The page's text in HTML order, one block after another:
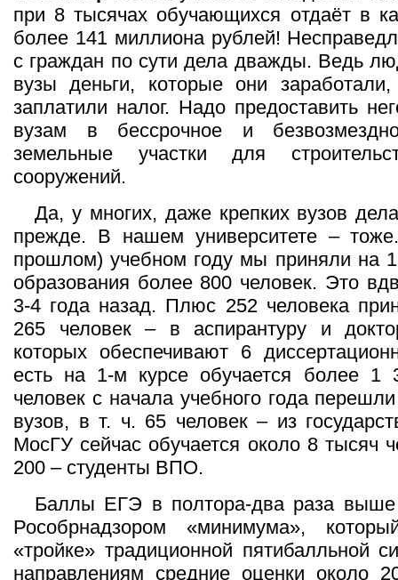
при 8 тысячах обучающихся отдаёт в
более 141 миллиона рублей!
с граждан по сути дела дважды. Ведь
вузы деньги, которые они
заплатили налог. Надо предоставить
вузам в бессрочное и
земельные участки для
сооружений.
Да, у многих, даже крепких вузов
прежде. В нашем университете –
прошлом) учебном году мы приняли на
образования более 800 человек. Это
3-4 года назад. Плюс 252 человека
265 человек – в аспирантуру и
которых обеспечивают 6
есть на 1-м курсе обучается более 1
человек с начала учебного года
вузов, в т. ч. 65 человек – из
МосГУ сейчас обучается около 8 тысяч
200 – студенты ВПО.
Баллы ЕГЭ в полтора-два раза выше
Рособрнадзором «минимума»,
«тройке» традиционной пятибалльной
направлениям средние оценки около